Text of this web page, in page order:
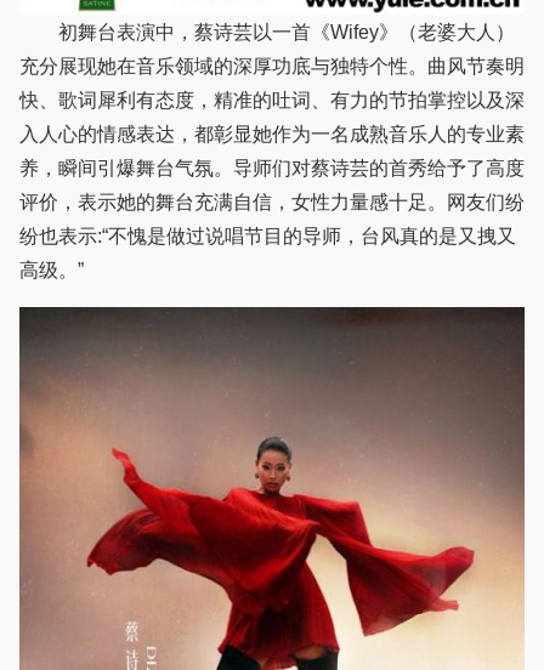
初舞台表演中，蔡诗芸以一首《Wifey》（老婆大人）
充分展现她在音乐领域的深厚功底与独特个性。曲风节奏明
快、歌词犀利有态度，精准的吐词、有力的节拍掌控以及深
入人心的情感表达，都彰显她作为一名成熟音乐人的专业素
养，瞬间引爆舞台气氛。导师们对蔡诗芸的首秀给予了高度
评价，表示她的舞台充满自信，女性力量感十足。网友们纷
纷也表示:“不愧是做过说唱节目的导师，台风真的是又拽又
高级。”